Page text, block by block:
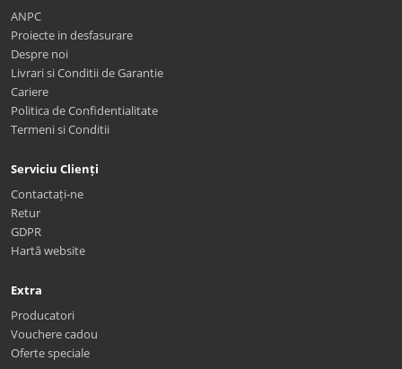
ANPC
Proiecte in desfasurare
Despre noi
Livrari si Conditii de Garantie
Cariere
Politica de Confidentialitate
Termeni si Conditii
Serviciu Clienți
Contactați-ne
Retur
GDPR
Hartă website
Extra
Producatori
Vouchere cadou
Oferte speciale